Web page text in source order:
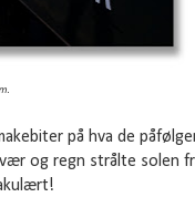
på hva de
og regn strålte solen